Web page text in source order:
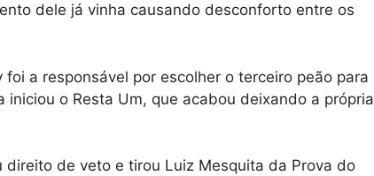
dele já vinha causando desconforto entre os
a responsável por escolher o terceiro peão para
iniciou o Resta Um, que acabou deixando a própria
direito de veto e tirou Luiz Mesquita da Prova do